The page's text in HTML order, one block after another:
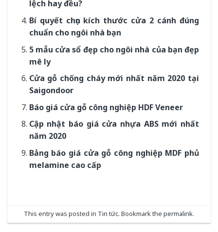
lệch hay đều?
Bí quyết chọn kích thước cửa 2 cánh đúng
chuẩn cho ngôi nhà bạn
5 mẫu cửa sổ đẹp cho ngôi nhà của bạn đẹp
mê ly
Cửa gỗ chống cháy mới nhất năm 2020 tại
Saigondoor
Báo giá cửa gỗ công nghiệp HDF Veneer
Cập nhật báo giá cửa nhựa ABS mới nhất
năm 2020
Bảng báo giá cửa gỗ công nghiệp MDF phủ
melamine cao cấp
This entry was posted in Tin tức. Bookmark the permalink.